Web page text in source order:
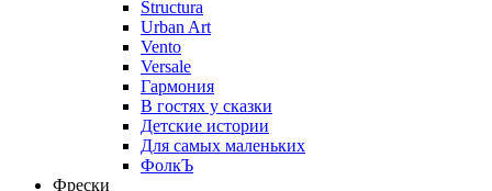
Structura
Urban Art
Vento
Versale
Гармония
В гостях у сказки
Детские истории
Для самых маленьких
ФолкЪ
Фрески